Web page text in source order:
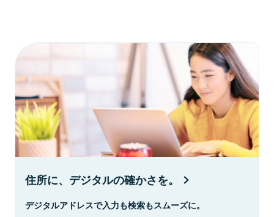
住所に、デジタルの確かさを。
デジタルアドレスで入力も検索もスムーズに。